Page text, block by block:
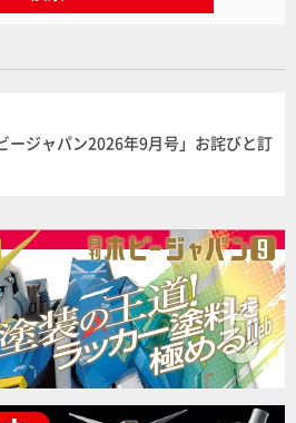
ージャパン2026年9月号」お詫びと訂